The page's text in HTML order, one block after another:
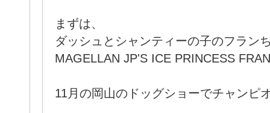
まずは、
ダッシュとシャンティーの子のフラン
MAGELLAN JP'S ICE PRINCESS
11月の岡山のドッグショーでチャンピ